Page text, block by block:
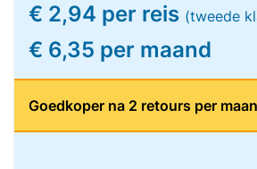
€ 2,94 per reis (tweede
€ 6,35 per maand
Goedkoper na 2 retours per